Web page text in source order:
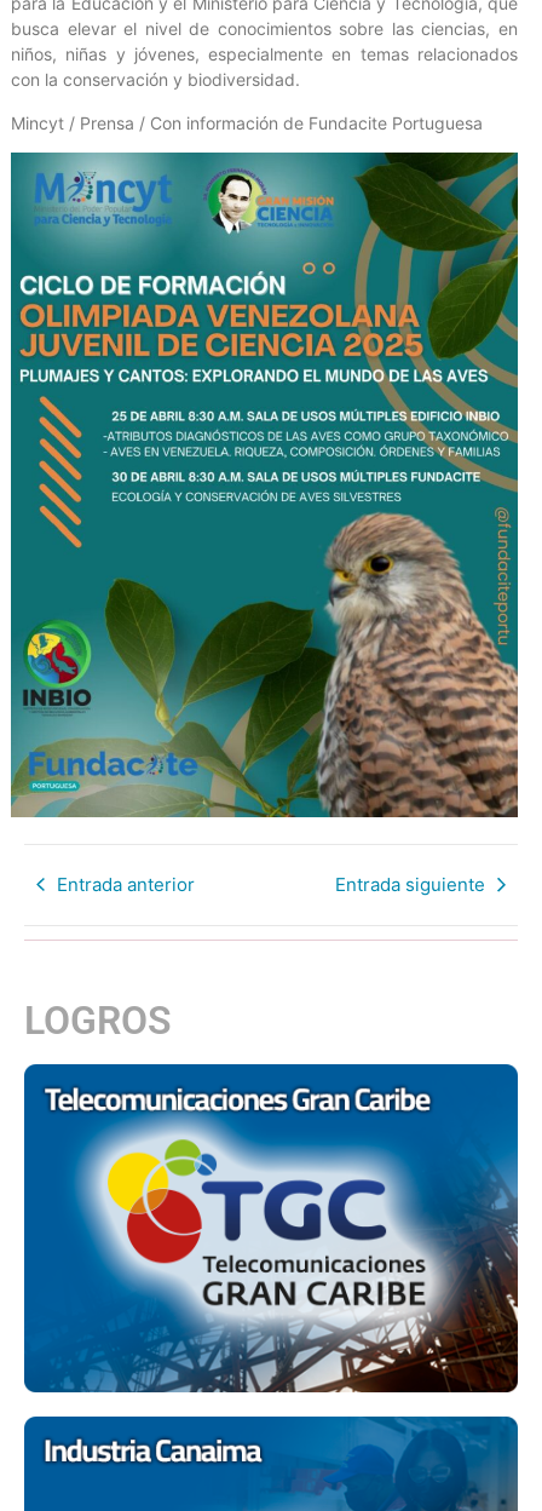
busca elevar el nivel de conocimientos sobre las ciencias, en
niños, niñas y jóvenes, especialmente en temas relacionados
con la conservación y biodiversidad.
Mincyt / Prensa / Con información de Fundacite Portuguesa
Entrada anterior Entrada siguiente
LOGROS